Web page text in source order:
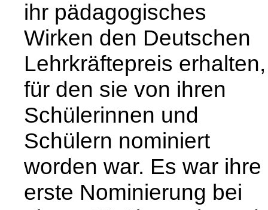
ihr pädagogisches
Wirken den Deutschen
Lehrkräftepreis erhalten,
für den sie von ihren
Schülerinnen und
Schülern nominiert
worden war. Es war ihre
erste Nominierung bei